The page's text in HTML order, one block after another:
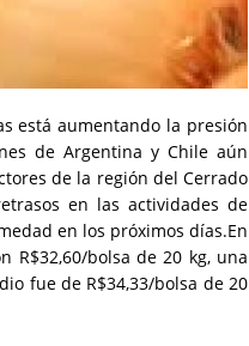
está aumentando la presión
de Argentina y Chile aún
de la región del Cerrado
en las actividades de
en los próximos días.En
R$32,60/bolsa de 20 kg, una
fue de R$34,33/bolsa de 20